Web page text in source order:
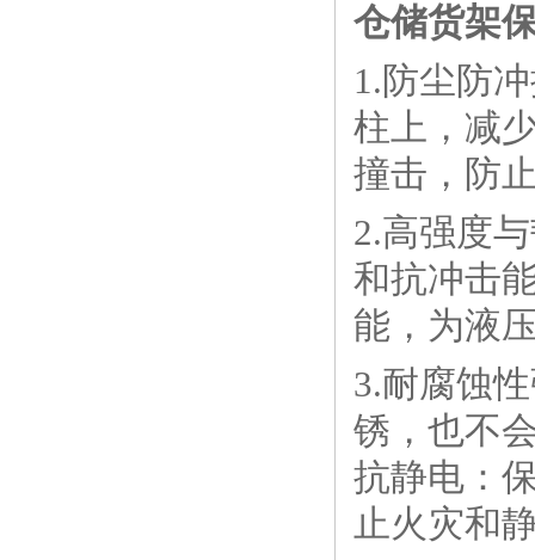
仓储货架
1.防尘防
柱上，减
撞击，防
2.高强度
和抗冲击
能，为液
3.耐腐蚀
锈，也不
抗静电：
止火灾和